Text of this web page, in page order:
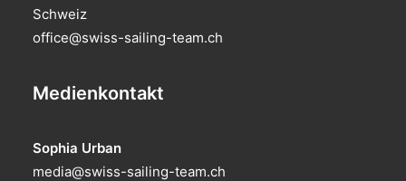
Schweiz
office@swiss-sailing-team.ch
Medienkontakt
Sophia Urban
media@swiss-sailing-team.ch